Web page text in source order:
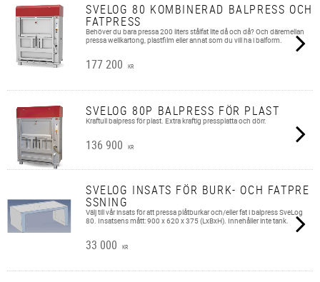
SVELOG 80 KOMBINERAD BALPRESS OCH
FATPRESS
Behöver du bara pressa 200 liters stålfat lite då och då? Och däremellan
pressa wellkartong, plastfilm eller annat som du vill ha i balform.
177 200 KR
SVELOG 80P BALPRESS FÖR PLAST
Kraftull balpress för plast. Extra kraftig pressplatta och dörr.
136 900 KR
SVELOG INSATS FÖR BURK- OCH FATPRE
SSNING
Välj till vår insats för att pressa plåtburkar och/eller fat i balpress SveLog
80. Insatsens mått: 900 x 620 x 375 (LxBxH). Innehåller inte tank.
33 000 KR